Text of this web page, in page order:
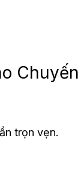
Chuyến
trọn vẹn.